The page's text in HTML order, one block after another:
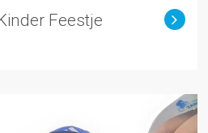
Feestje